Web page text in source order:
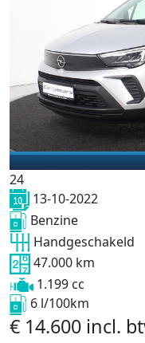
24
13-10-2022
Benzine
Handgeschakeld
47.000 km
1.199 cc
6 l/100km
€ 14.600 incl.